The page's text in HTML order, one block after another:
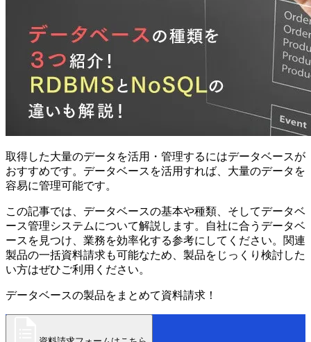
取得した大量のデータを活用・管理するにはデータベースが
おすすめです。データベースを活用すれば、大量のデータを
容易に管理可能です。
この記事では、データベースの基本や種類、そしてデータベ
ース管理システムについて解説します。自社に合うデータベ
ースを見つけ、業務を効率化する参考にしてください。関連
製品の一括資料請求も可能なため、製品をじっくり検討した
い方はぜひご利用ください。
データベースの製品をまとめて資料請求！